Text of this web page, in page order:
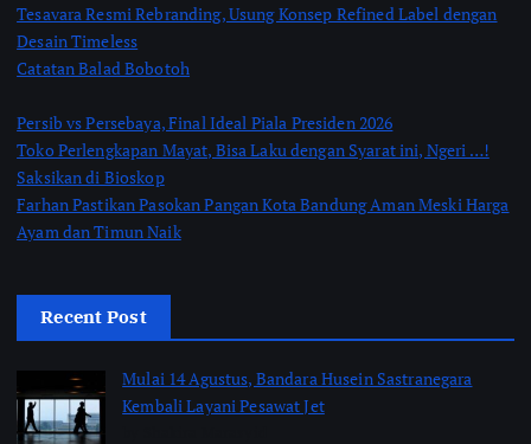
Tesavara Resmi Rebranding, Usung Konsep Refined Label dengan
Desain Timeless
Catatan Balad Bobotoh
Persib vs Persebaya, Final Ideal Piala Presiden 2026
Toko Perlengkapan Mayat, Bisa Laku dengan Syarat ini, Ngeri …!
Saksikan di Bioskop
Farhan Pastikan Pasokan Pangan Kota Bandung Aman Meski Harga
Ayam dan Timun Naik
Recent Post
Mulai 14 Agustus, Bandara Husein Sastranegara
Kembali Layani Pesawat Jet